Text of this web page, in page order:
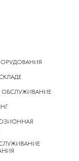
ОБСЛУЖИВАНИЕ